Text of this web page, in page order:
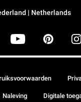
| Netherlands
Naleving Digitale